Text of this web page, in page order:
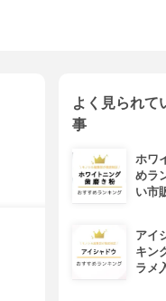
よく見られて
事
ホワ
めラ
い市
アイ
キン
ラメ